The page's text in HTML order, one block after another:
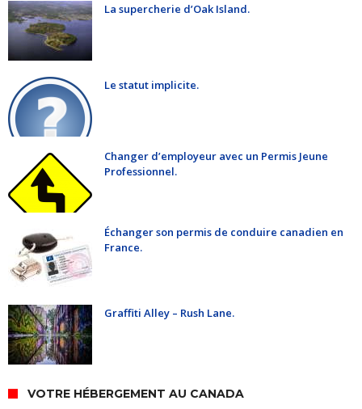
La supercherie d’Oak Island.
Le statut implicite.
Changer d’employeur avec un Permis Jeune
Professionnel.
Échanger son permis de conduire canadien en
France.
Graffiti Alley – Rush Lane.
VOTRE HÉBERGEMENT AU CANADA